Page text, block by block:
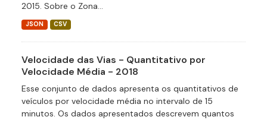
2015. Sobre o Zona...
JSON CSV
Velocidade das Vias - Quantitativo por
Velocidade Média - 2018
Esse conjunto de dados apresenta os quantitativos de
veículos por velocidade média no intervalo de 15
minutos. Os dados apresentados descrevem quantos